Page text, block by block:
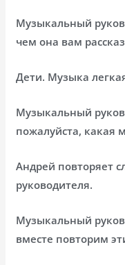
Музыкальный
чем она вам
Дети. Музыка
Музыкальный
пожалуйста, какая
Андрей повторяет
руководителя.
Музыкальный
вместе повторим